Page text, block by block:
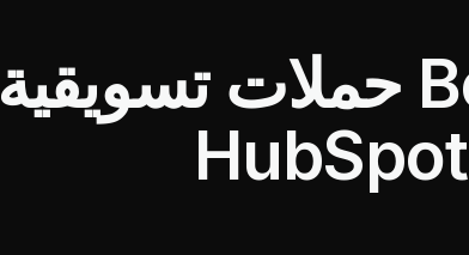
كيف تدير BeautyFix حملات تسويقية
مستهدفة باستخدام HubSpot